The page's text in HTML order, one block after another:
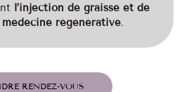
l’injection de graisse et de
régénérative.
RENDEZ-VOUS